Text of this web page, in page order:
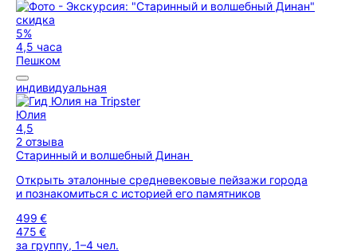
скидка
5%
4,5 часа
Пешком
индивидуальная
Юлия
4,5
2 отзыва
Старинный и волшебный Динан
Открыть эталонные средневековые пейзажи города
и познакомиться с историей его памятников
499 €
475 €
за группу, 1–4 чел.